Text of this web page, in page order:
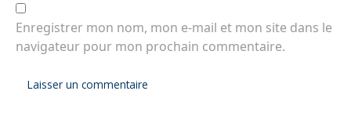
Enregistrer mon nom, mon e-mail et mon site dans le
navigateur pour mon prochain commentaire.